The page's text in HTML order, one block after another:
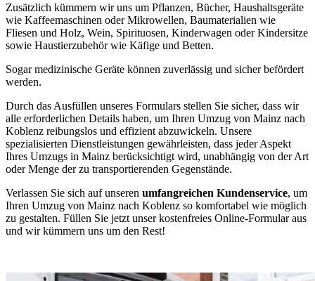
Zusätzlich kümmern wir uns um Pflanzen, Bücher, Haushaltsgeräte
wie Kaffeemaschinen oder Mikrowellen, Baumaterialien wie
Fliesen und Holz, Wein, Spirituosen, Kinderwagen oder Kindersitze
sowie Haustierzubehör wie Käfige und Betten.
Sogar medizinische Geräte können zuverlässig und sicher befördert
werden.
Durch das Ausfüllen unseres Formulars stellen Sie sicher, dass wir
alle erforderlichen Details haben, um Ihren Umzug von Mainz nach
Koblenz reibungslos und effizient abzuwickeln. Unsere
spezialisierten Dienstleistungen gewährleisten, dass jeder Aspekt
Ihres Umzugs in Mainz berücksichtigt wird, unabhängig von der Art
oder Menge der zu transportierenden Gegenstände.
Verlassen Sie sich auf unseren umfangreichen Kundenservice, um
Ihren Umzug von Mainz nach Koblenz so komfortabel wie möglich
zu gestalten. Füllen Sie jetzt unser kostenfreies Online-Formular aus
und wir kümmern uns um den Rest!